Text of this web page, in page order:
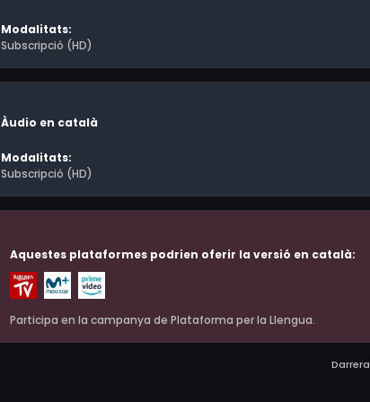
Modalitats:
Subscripció (HD)
Àudio en català
Modalitats:
Subscripció (HD)
Aquestes plataformes podrien oferir la versió en català:
Participa en la campanya de Plataforma per la Llengua.